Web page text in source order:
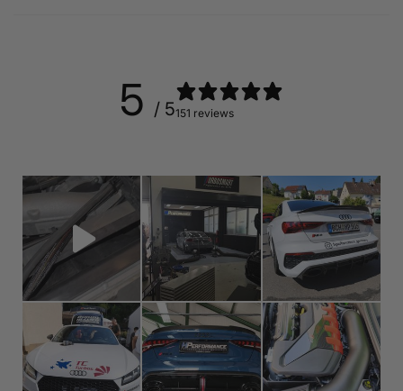
5 / 5151 reviews